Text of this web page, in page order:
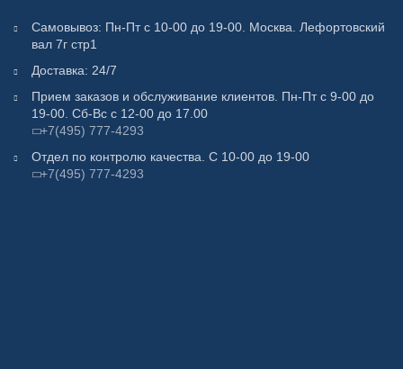
Самовывоз: Пн-Пт с 10-00 до 19-00. Москва. Лефортовский
вал 7г стр1
Доставка: 24/7
Прием заказов и обслуживание клиентов. Пн-Пт с 9-00 до
19-00. Сб-Вс с 12-00 до 17.00
+7(495) 777-4293
Отдел по контролю качества. С 10-00 до 19-00
+7(495) 777-4293